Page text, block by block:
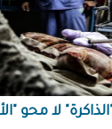
لا محو